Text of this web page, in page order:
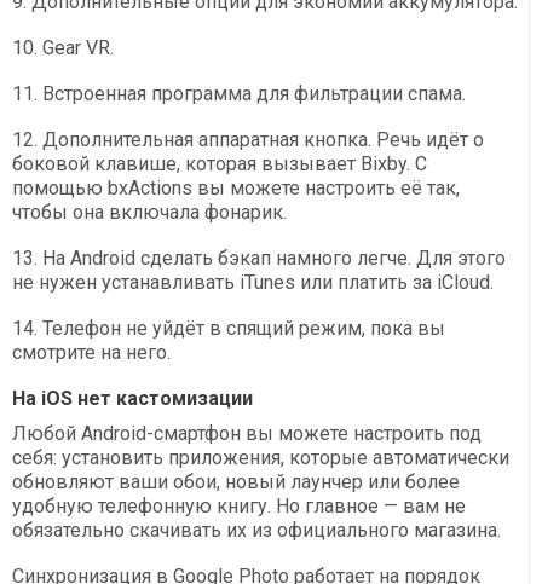
10. Gear VR.
11. Встроенная программа для фильтрации спама.
12. Дополнительная аппаратная кнопка. Речь идёт о
боковой клавише, которая вызывает Bixby. С
помощью bxActions вы можете настроить её так,
чтобы она включала фонарик.
13. На Android сделать бэкап намного легче. Для этого
не нужен устанавливать iTunes или платить за iCloud.
14. Телефон не уйдёт в спящий режим, пока вы
смотрите на него.
На iOS нет кастомизации
Любой Android-смартфон вы можете настроить под
себя: установить приложения, которые автоматически
обновляют ваши обои, новый лаунчер или более
удобную телефонную книгу. Но главное — вам не
обязательно скачивать их из официального магазина.
Синхронизация в Google Photo работает на порядок